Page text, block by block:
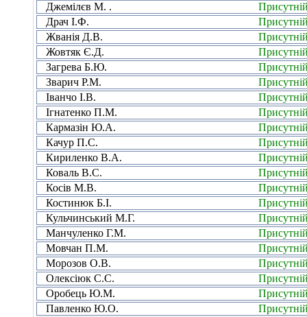
Джемілєв М. .
Драч І.Ф.
Жванія Д.В.
Жовтяк Є.Д.
Загрева Б.Ю.
Зварич Р.М.
Іванчо І.В.
Ігнатенко П.М.
Кармазін Ю.А.
Качур П.С.
Кириленко В.А.
Коваль В.С.
Косів М.В.
Костинюк Б.І.
Кульчинський М.Г.
Манчуленко Г.М.
Мовчан П.М.
Морозов О.В.
Олексіюк С.С.
Оробець Ю.М.
Павленко Ю.О.